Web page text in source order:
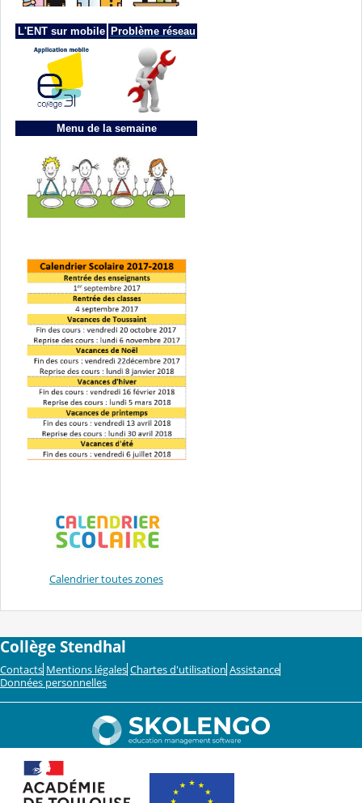
L'ENT sur mobile Problème réseau
Menu de la semaine
Calendrier toutes zones
Collège Stendhal
Contacts Mentions légales Chartes d'utilisation Assistance
Données personnelles